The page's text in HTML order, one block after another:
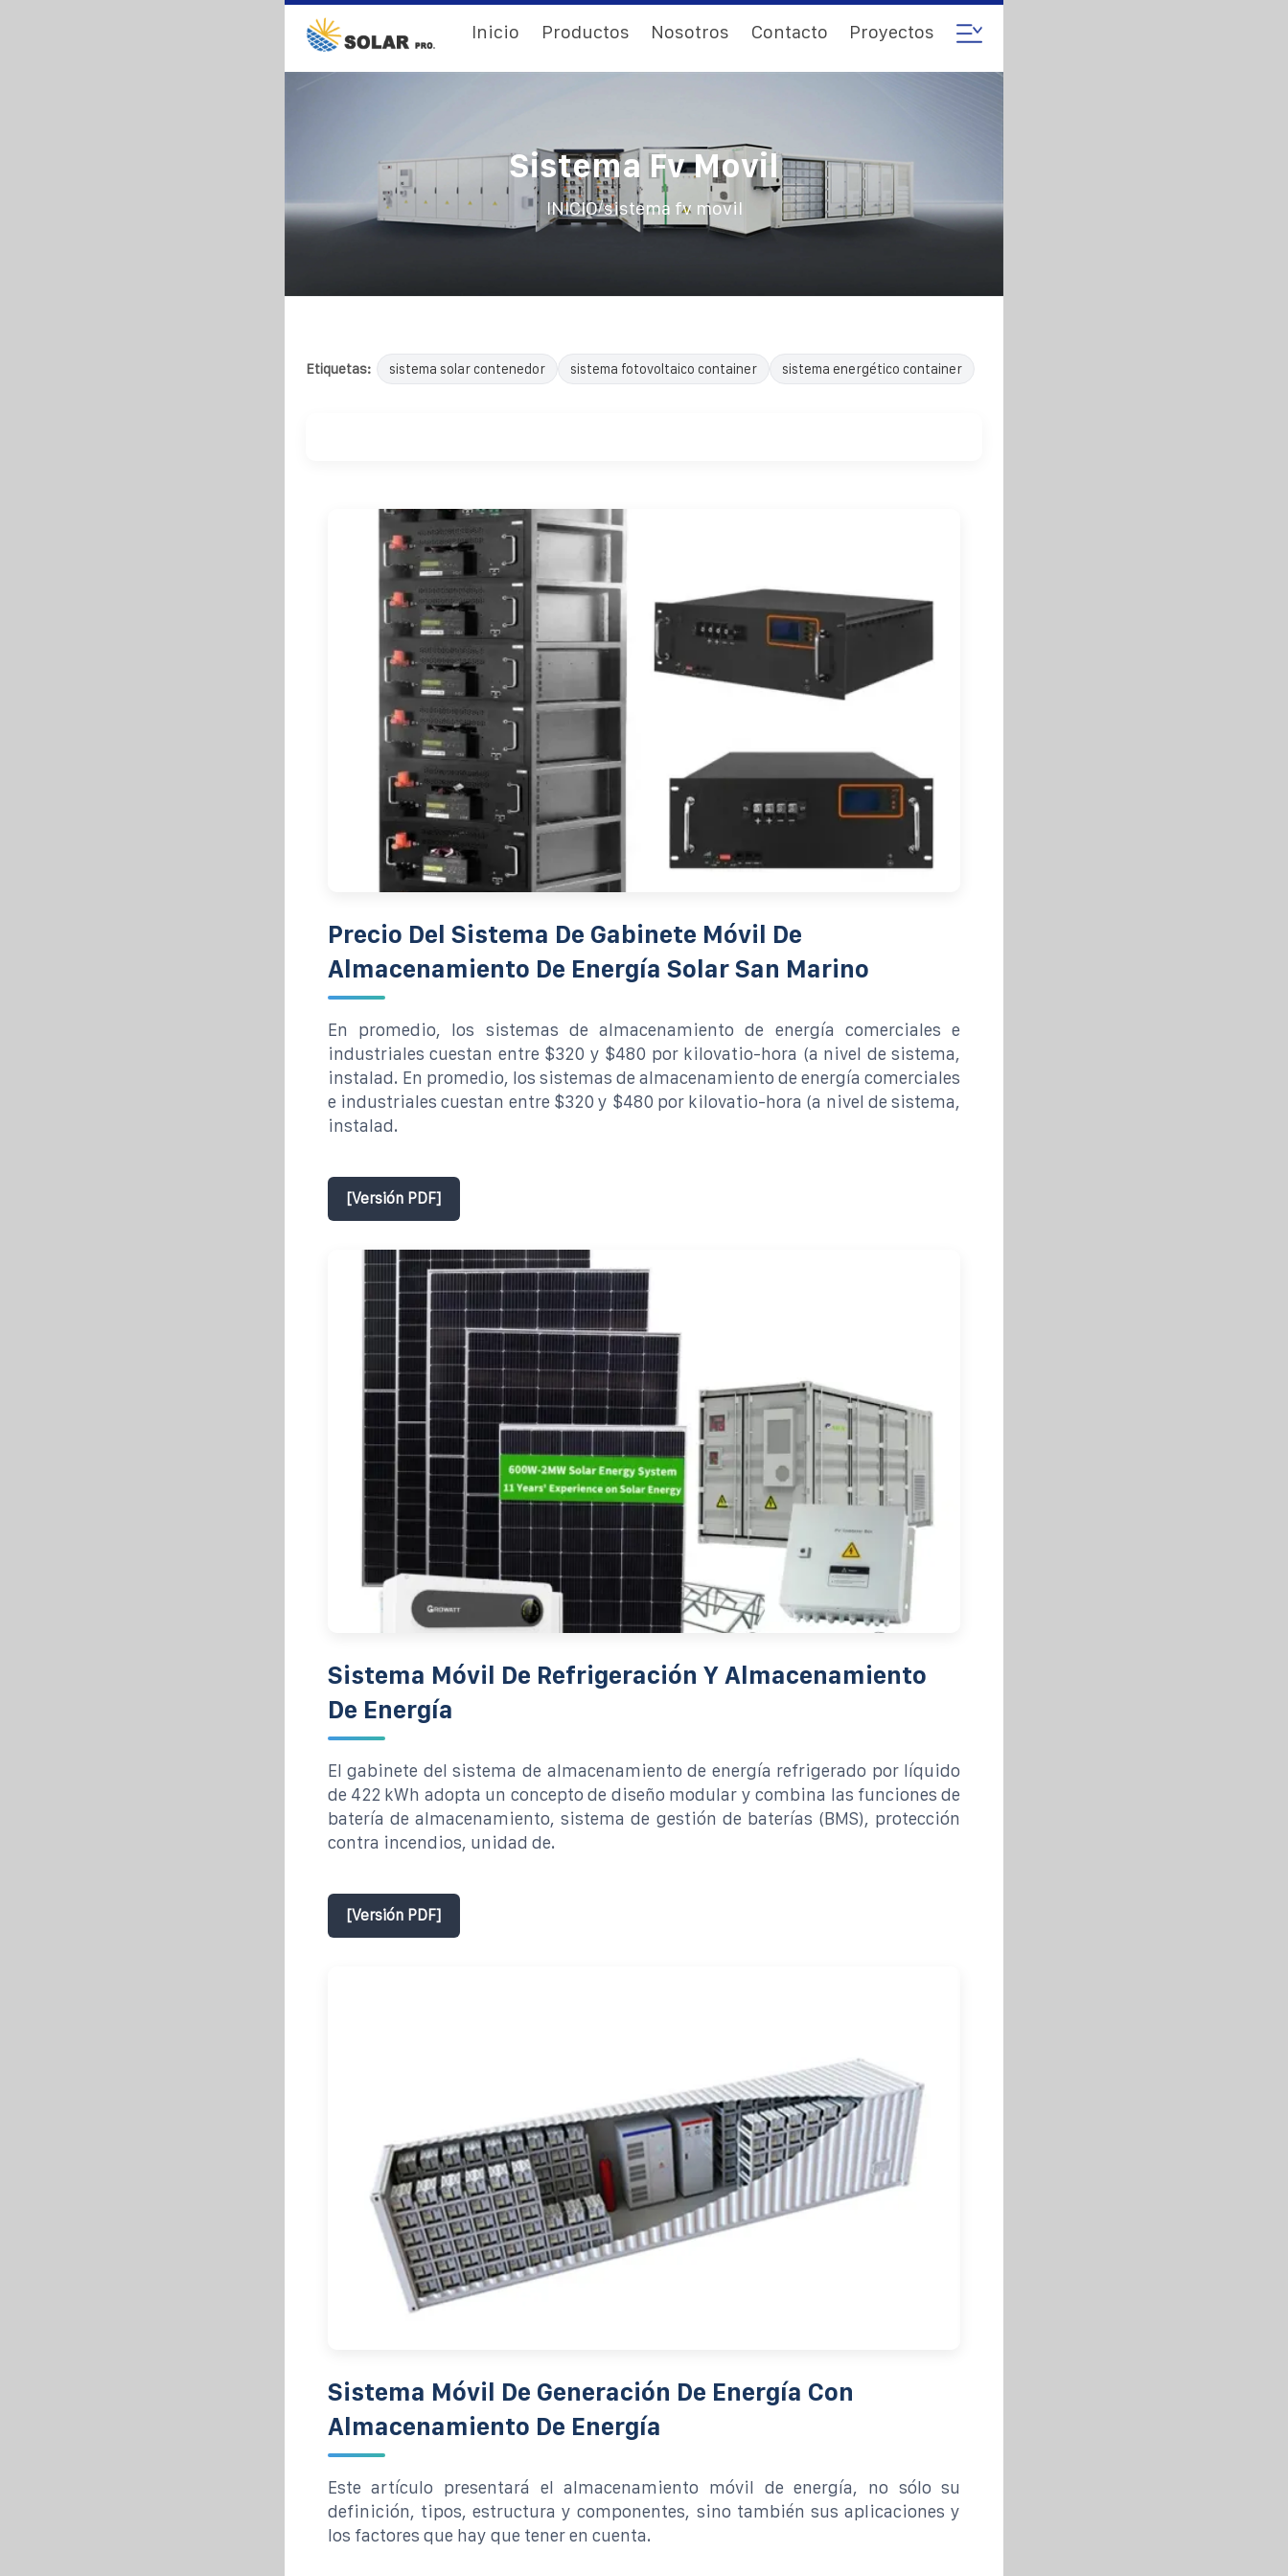
Inicio Productos Nosotros Contacto Proyectos
Sistema Fv Movil
INICIO/sistema fv movil
Etiquetas: sistema solar contenedor sistema fotovoltaico container sistema energético container
Precio Del Sistema De Gabinete Móvil De
Almacenamiento De Energía Solar San Marino
En promedio, los sistemas de almacenamiento de energía comerciales e
industriales cuestan entre $320 y $480 por kilovatio-hora (a nivel de sistema,
instalad. En promedio, los sistemas de almacenamiento de energía comerciales
e industriales cuestan entre $320 y $480 por kilovatio-hora (a nivel de sistema,
instalad.
[Versión PDF]
Sistema Móvil De Refrigeración Y Almacenamiento
De Energía
El gabinete del sistema de almacenamiento de energía refrigerado por líquido
de 422 kWh adopta un concepto de diseño modular y combina las funciones de
batería de almacenamiento, sistema de gestión de baterías (BMS), protección
contra incendios, unidad de.
[Versión PDF]
Sistema Móvil De Generación De Energía Con
Almacenamiento De Energía
Este artículo presentará el almacenamiento móvil de energía, no sólo su
definición, tipos, estructura y componentes, sino también sus aplicaciones y
los factores que hay que tener en cuenta.